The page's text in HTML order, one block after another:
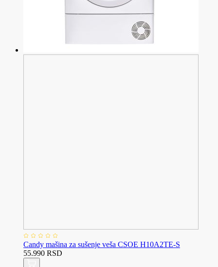
Candy mašina za sušenje veša CSOE H10A2TE-S
55.990 RSD